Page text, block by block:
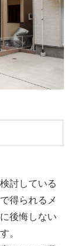
討している
得られるメ
後悔しない
。